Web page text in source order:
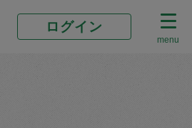
ログイン
menu